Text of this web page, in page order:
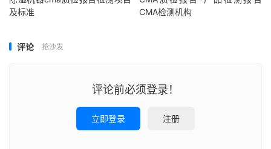
及标准
CMA检测机构
评论 抢沙发
评论前必须登录！
立即登录 注册